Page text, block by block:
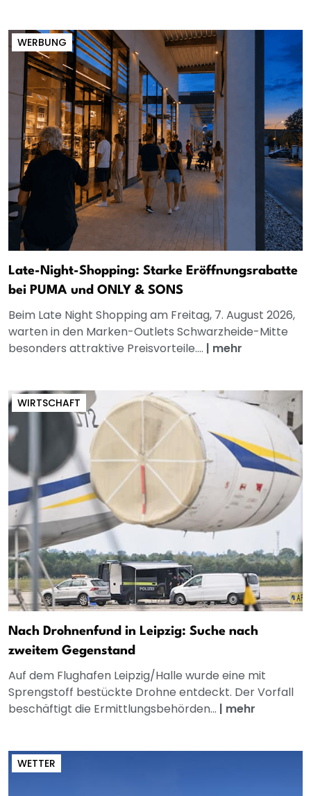
WERBUNG
Late-Night-Shopping: Starke Eröffnungsrabatte
bei PUMA und ONLY & SONS
Beim Late Night Shopping am Freitag, 7. August 2026,
warten in den Marken-Outlets Schwarzheide-Mitte
besonders attraktive Preisvorteile.... | mehr
WIRTSCHAFT
Nach Drohnenfund in Leipzig: Suche nach
zweitem Gegenstand
Auf dem Flughafen Leipzig/Halle wurde eine mit
Sprengstoff bestückte Drohne entdeckt. Der Vorfall
beschäftigt die Ermittlungsbehörden... | mehr
WETTER